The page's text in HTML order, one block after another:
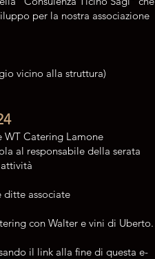
per la nostra associazione
vicino alla struttura)
WT Catering Lamone
al responsabile della serata
ditte associate
con Walter e vini di Uberto.
il link alla fine di questa e-